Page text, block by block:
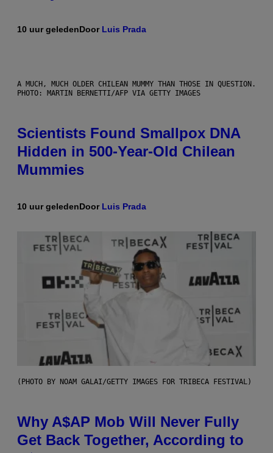
10 uur geledenDoor Luis Prada
A MUCH, MUCH OLDER CHILEAN MUMMY THAN THOSE IN QUESTION.
PHOTO: MARTIN BERNETTI/AFP VIA GETTY IMAGES
Scientists Found Smallpox DNA
Hidden in 500-Year-Old Chilean
Mummies
10 uur geledenDoor Luis Prada
(PHOTO BY NOAM GALAI/GETTY IMAGES FOR TRIBECA FESTIVAL)
Why A$AP Mob Will Never Fully
Get Back Together, According to